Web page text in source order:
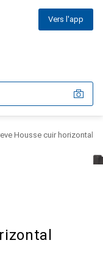
Vers l'app
Housse cuir horizontal